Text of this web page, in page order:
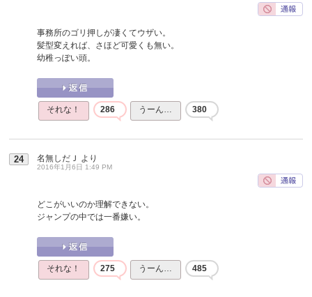
事務所のゴリ押しが凄くてウザい。
髪型変えれば、さほど可愛くも無い。
幼稚っぽい頭。
それな！ 286 うーん… 380
24 名無しだＪ より
2016年1月6日 1:49 PM
どこがいいのか理解できない。
ジャンプの中では一番嫌い。
それな！ 275 うーん… 485